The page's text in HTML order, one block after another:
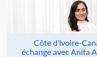
Côte d'Ivoire-
échange avec Anita